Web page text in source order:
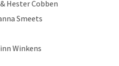
Hester Cobben
Smeets
Winkens